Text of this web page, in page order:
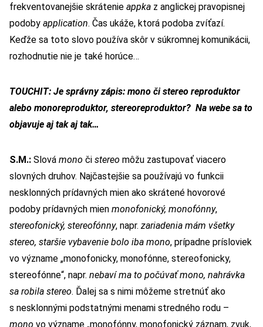
frekventovanejšie skrátenie appka z anglickej pravopisnej
podoby application. Čas ukáže, ktorá podoba zvíťazí.
Keďže sa toto slovo používa skôr v súkromnej komunikácii,
rozhodnutie nie je také horúce…
TOUCHIT: Je správny zápis: mono či stereo reproduktor
alebo monoreproduktor, stereoreproduktor? Na webe sa to
objavuje aj tak aj tak…
S.M.: Slová mono či stereo môžu zastupovať viacero
slovných druhov. Najčastejšie sa používajú vo funkcii
nesklonných prídavných mien ako skrátené hovorové
podoby prídavných mien monofonický, monofónny,
stereofonický, stereofónny, napr. zariadenia mám všetky
stereo, staršie vybavenie bolo iba mono, prípadne prísloviek
vo význame „monofonicky, monofónne, stereofonicky,
stereofónne“, napr. nebaví ma to počúvať mono, nahrávka
sa robila stereo. Ďalej sa s nimi môžeme stretnúť ako
s nesklonnými podstatnými menami stredného rodu –
mono vo význame „monofónny, monofonický záznam, zvuk,